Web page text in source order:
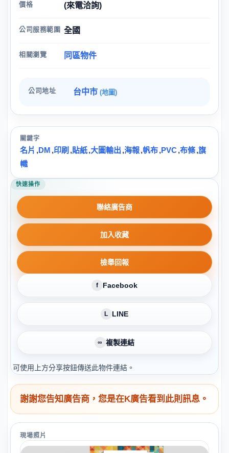
價格 (來電洽詢)
公司服務範圍 全國
相關瀏覽 同區物件
公司地址 台中市 (地圖)
關鍵字
名片 ,DM ,印刷 ,貼紙,大圖輸出 ,海報,帆布,PVC,布條,旗
幟
快速操作
聯絡廣告商
加入收藏
檢舉回報
f Facebook
L LINE
∞ 複製連結
可使用上方分享按鈕傳送此物件連結。
謝謝您告知廣告商，您是在K廣告看到此則訊息。
現場照片